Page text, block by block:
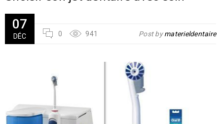
07
DÉC 0 941 Post bymaterieldentaire